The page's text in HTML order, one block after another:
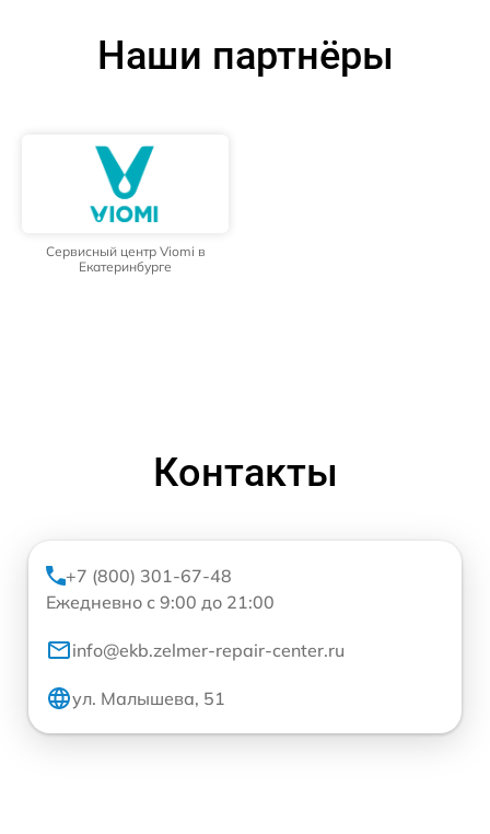
Наши партнёры
Сервисный центр Viomi в
Екатеринбурге
Контакты
+7 (800) 301-67-48
Ежедневно с 9:00 до 21:00
info@ekb.zelmer-repair-center.ru
ул. Малышева, 51